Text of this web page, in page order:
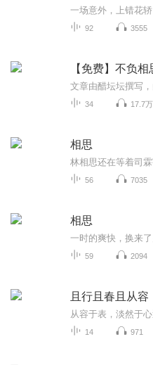
一场意外，上错花
92 3555
34 17.7万
相思
56 7035
相思
一时的爽快，换来
59 2094
且行且春且从
14 971